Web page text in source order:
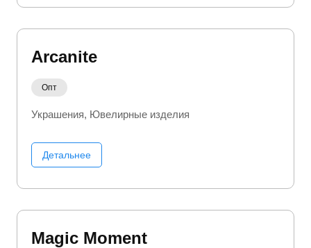
Arcanite
Опт
Украшения Ювелирные изделия
Детальнее
Magic Moment